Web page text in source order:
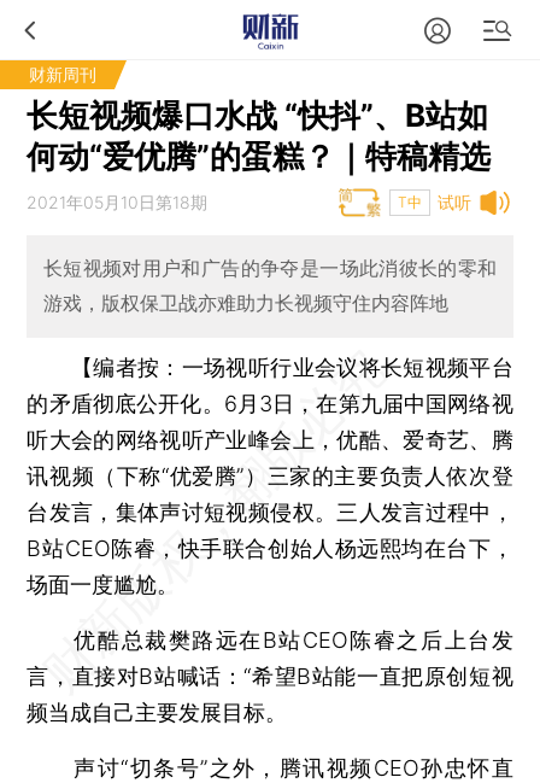
财新周刊
长短视频爆口水战 “快抖”、B站如
何动“爱优腾”的蛋糕？｜特稿精选
试听
2021年05月10日第18期 T中
长短视频对用户和广告的争夺是一场此消彼长的零和
游戏，版权保卫战亦难助力长视频守住内容阵地
【编者按： 一场视听行业会议将长短视频平台
的矛盾彻底公开化。6月3日，在第九届中国网络视
听大会的网络视听产业峰会上，优酷、爱奇艺、腾
讯视频（下称“优爱腾”）三家的主要负责人依次登
台发言，集体声讨短视频侵权。三人发言过程中，
B站CEO陈睿，快手联合创始人杨远熙均在台下，
场面一度尴尬。
优酷总裁樊路远在B站CEO陈睿之后上台发
言，直接对B站喊话：“希望B站能一直把原创短视
频当成自己主要发展目标。
声讨“切条号”之外，腾讯视频CEO孙忠怀直